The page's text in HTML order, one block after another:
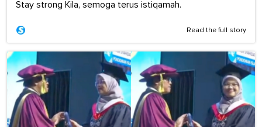
Stay strong Kila, semoga terus istiqamah.
Read the full story